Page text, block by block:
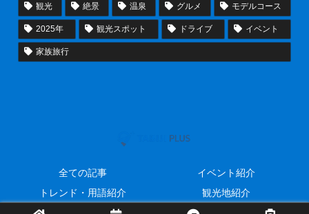
観光 絶景 温泉 グルメ モデルコース
2025年 観光スポット ドライブ イベント
家族旅行
全ての記事
イベント紹介
トレンド・用語紹介
観光地紹介